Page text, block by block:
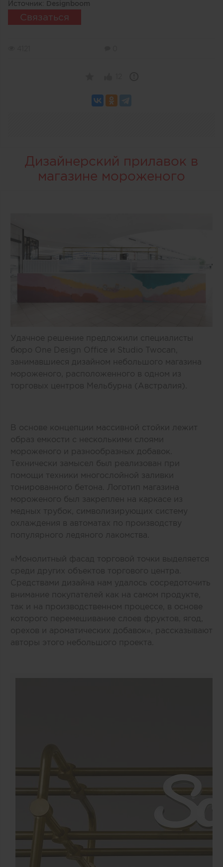
Источник: Designboom
Связаться
Дизайнерский прилавок в
магазине мороженого
Удачное решение предложили специалисты
бюро One Design Office и Studio Twocan,
занимавшиеся дизайном небольшого магазина
мороженого, расположенного в одном из
торговых центров Мельбурна (Австралия).
В основе концепции массивной стойки лежит
образ емкости с несколькими слоями
мороженого и разнообразных добавок.
Технически замысел был реализован при
помощи техники многослойной заливки
тонированного бетона. Логотип магазина
мороженого был закреплен на каркасе из
медных трубок, символизирующих систему
охлаждения в автоматах по производству
популярного ледяного лакомства.
«Монолитный фасад торговой точки выделяется
среди других объектов торгового центра.
Средствами дизайна нам удалось сосредоточить
внимание покупателей как на самом продукте,
так и на производственном процессе, в основе
которого перемешивание слоев фруктов, ягод,
орехов и ароматических добавок», рассказывают
авторы этого небольшого проекта.